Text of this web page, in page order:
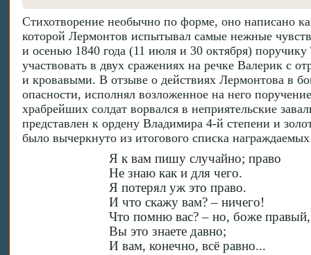
Стихотворение необычно по форме, оно написано
которой Лермонтов испытывал самые нежные
и осенью 1840 года (11 июля и 30 октября)
участвовать в двух сражениях на речке Валерик
и кровавыми. В отзыве о действиях Лермонтова в
опасности, исполнял возложенное на него
храбрейших солдат ворвался в неприятельские
представлен к ордену Владимира 4-й степени и
было вычеркнуто из итогового списка
Я к вам пишу случайно; право
Не знаю как и для чего.
Я потерял уж это право.
И что скажу вам? – ничего!
Что помню вас? – но, боже
Вы это знаете давно;
И вам, конечно, всё равно...